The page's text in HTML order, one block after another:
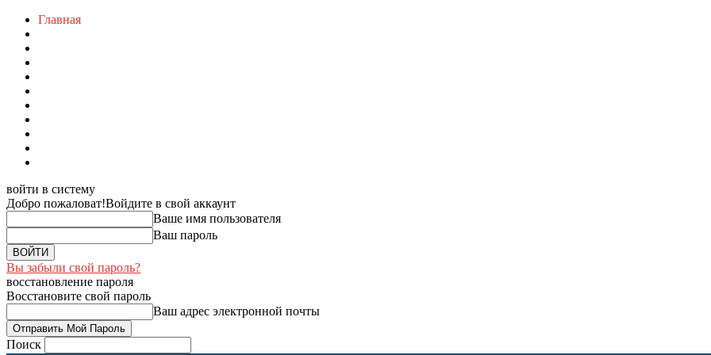
Главная
войти в систему
Добро пожаловат!Войдите в свой аккаунт
Ваше имя пользователя
Ваш пароль
Вы забыли свой пароль?
восстановление пароля
Восстановите свой пароль
Ваш адрес электронной почты
Поиск